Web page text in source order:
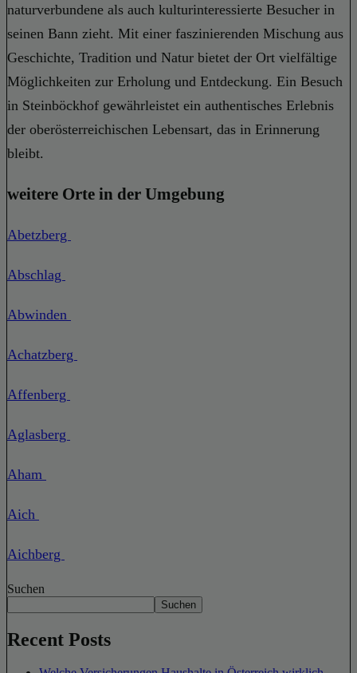
naturverbundene als auch kulturinteressierte Besucher in
seinen Bann zieht. Mit einer faszinierenden Mischung aus
Geschichte, Tradition und Natur bietet der Ort vielfältige
Möglichkeiten zur Erholung und Entdeckung. Ein Besuch
in Steinböckhof gewährleistet ein authentisches Erlebnis
der oberösterreichischen Lebensart, das in Erinnerung
bleibt.
weitere Orte in der Umgebung
Abetzberg
Abschlag
Abwinden
Achatzberg
Affenberg
Aglasberg
Aham
Aich
Aichberg
Suchen
Suchen
Recent Posts